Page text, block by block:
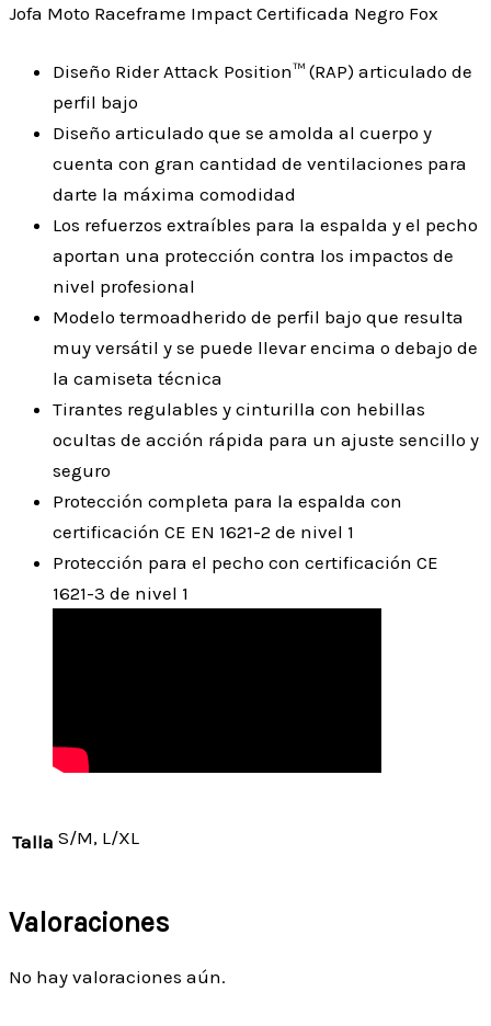
Jofa Moto Raceframe Impact Certificada Negro Fox
Diseño Rider Attack Position™ (RAP) articulado de
perfil bajo
Diseño articulado que se amolda al cuerpo y
cuenta con gran cantidad de ventilaciones para
darte la máxima comodidad
Los refuerzos extraíbles para la espalda y el pecho
aportan una protección contra los impactos de
nivel profesional
Modelo termoadherido de perfil bajo que resulta
muy versátil y se puede llevar encima o debajo de
la camiseta técnica
Tirantes regulables y cinturilla con hebillas
ocultas de acción rápida para un ajuste sencillo y
seguro
Protección completa para la espalda con
certificación CE EN 1621-2 de nivel 1
Protección para el pecho con certificación CE
1621-3 de nivel 1
Talla S/M, L/XL
Valoraciones
No hay valoraciones aún.